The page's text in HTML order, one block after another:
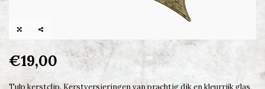
€19,00
Tulp kerstclip. Kerstversieringen van prachtig dik en kleurrijk glas,